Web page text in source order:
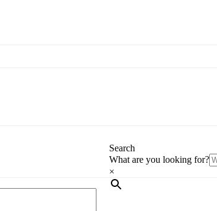
Search
What are you looking for?
×